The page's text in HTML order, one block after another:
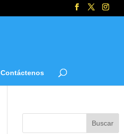
Contáctenos